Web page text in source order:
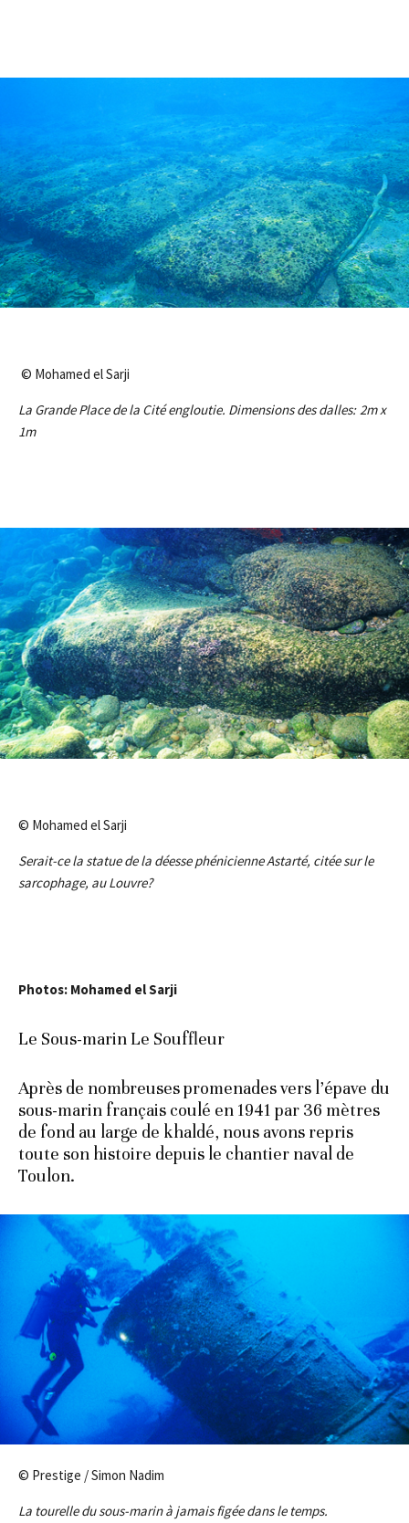
© Mohamed el Sarji
La Grande Place de la Cité engloutie. Dimensions des dalles: 2m x
1m
© Mohamed el Sarji
Serait-ce la statue de la déesse phénicienne Astarté, citée sur le
sarcophage, au Louvre?
Photos: Mohamed el Sarji
Le Sous-marin Le Souffleur
Après de nombreuses promenades vers l’épave du
sous-marin français coulé en 1941 par 36 mètres
de fond au large de khaldé, nous avons repris
toute son histoire depuis le chantier naval de
Toulon.
© Prestige / Simon Nadim
La tourelle du sous-marin à jamais figée dans le temps.